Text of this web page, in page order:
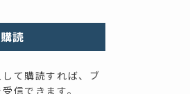
読
て購読すれば、ブ
信できます。